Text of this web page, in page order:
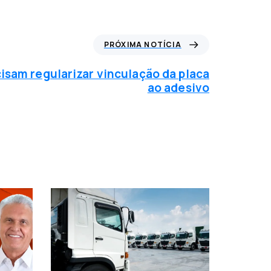
PRÓXIMA NOTÍCIA
regularizar vinculação da placa
ao adesivo